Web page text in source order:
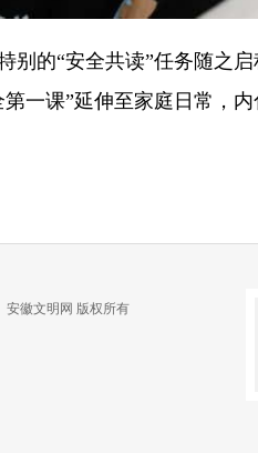
的“安全共读”任务随之启
一课”延伸至家庭日常，内
徽文明网 版权所有